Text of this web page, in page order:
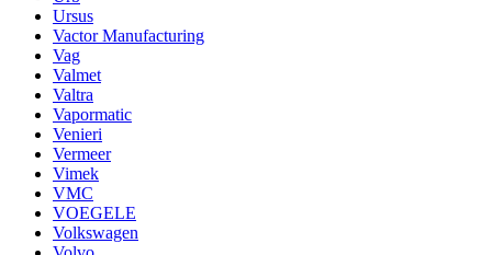
Ursus
Vactor Manufacturing
Vag
Valmet
Valtra
Vapormatic
Venieri
Vermeer
Vimek
VMC
VOEGELE
Volkswagen